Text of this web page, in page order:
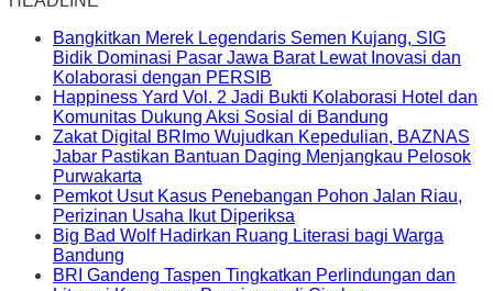
Bangkitkan Merek Legendaris Semen Kujang, SIG
Bidik Dominasi Pasar Jawa Barat Lewat Inovasi dan
Kolaborasi dengan PERSIB
Happiness Yard Vol. 2 Jadi Bukti Kolaborasi Hotel dan
Komunitas Dukung Aksi Sosial di Bandung
Zakat Digital BRImo Wujudkan Kepedulian, BAZNAS
Jabar Pastikan Bantuan Daging Menjangkau Pelosok
Purwakarta
Pemkot Usut Kasus Penebangan Pohon Jalan Riau,
Perizinan Usaha Ikut Diperiksa
Big Bad Wolf Hadirkan Ruang Literasi bagi Warga
Bandung
BRI Gandeng Taspen Tingkatkan Perlindungan dan